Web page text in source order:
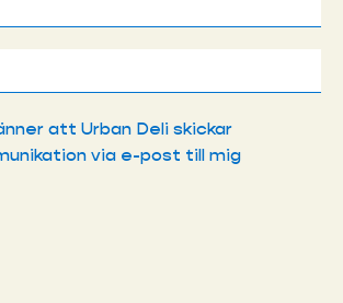
att Urban Deli skickar
via e-post till mig